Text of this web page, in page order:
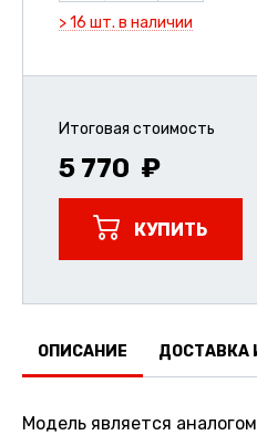
> 16 шт. в наличии
Итоговая стоимость
5 770
КУПИТЬ
ОПИСАНИЕ ДОСТАВКА
Модель является